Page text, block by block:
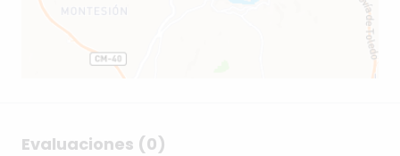
Evaluaciones (0)